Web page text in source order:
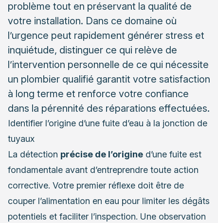
problème tout en préservant la qualité de
votre installation. Dans ce domaine où
l’urgence peut rapidement générer stress et
inquiétude, distinguer ce qui relève de
l’intervention personnelle de ce qui nécessite
un plombier qualifié garantit votre satisfaction
à long terme et renforce votre confiance
dans la pérennité des réparations effectuées.
Identifier l’origine d’une fuite d’eau à la jonction de
tuyaux
La détection précise de l’origine d’une fuite est
fondamentale avant d’entreprendre toute action
corrective. Votre premier réflexe doit être de
couper l’alimentation en eau pour limiter les dégâts
potentiels et faciliter l’inspection. Une observation
Quand faire appel à un plombier professionnel
Les signes qui indiquent une intervention d’expert
nécessaire
Les risques d’une réparation amateur sur le long
terme
Prévenir les fuites futures après une réparation
Maintenance préventive des systèmes de
plomberie